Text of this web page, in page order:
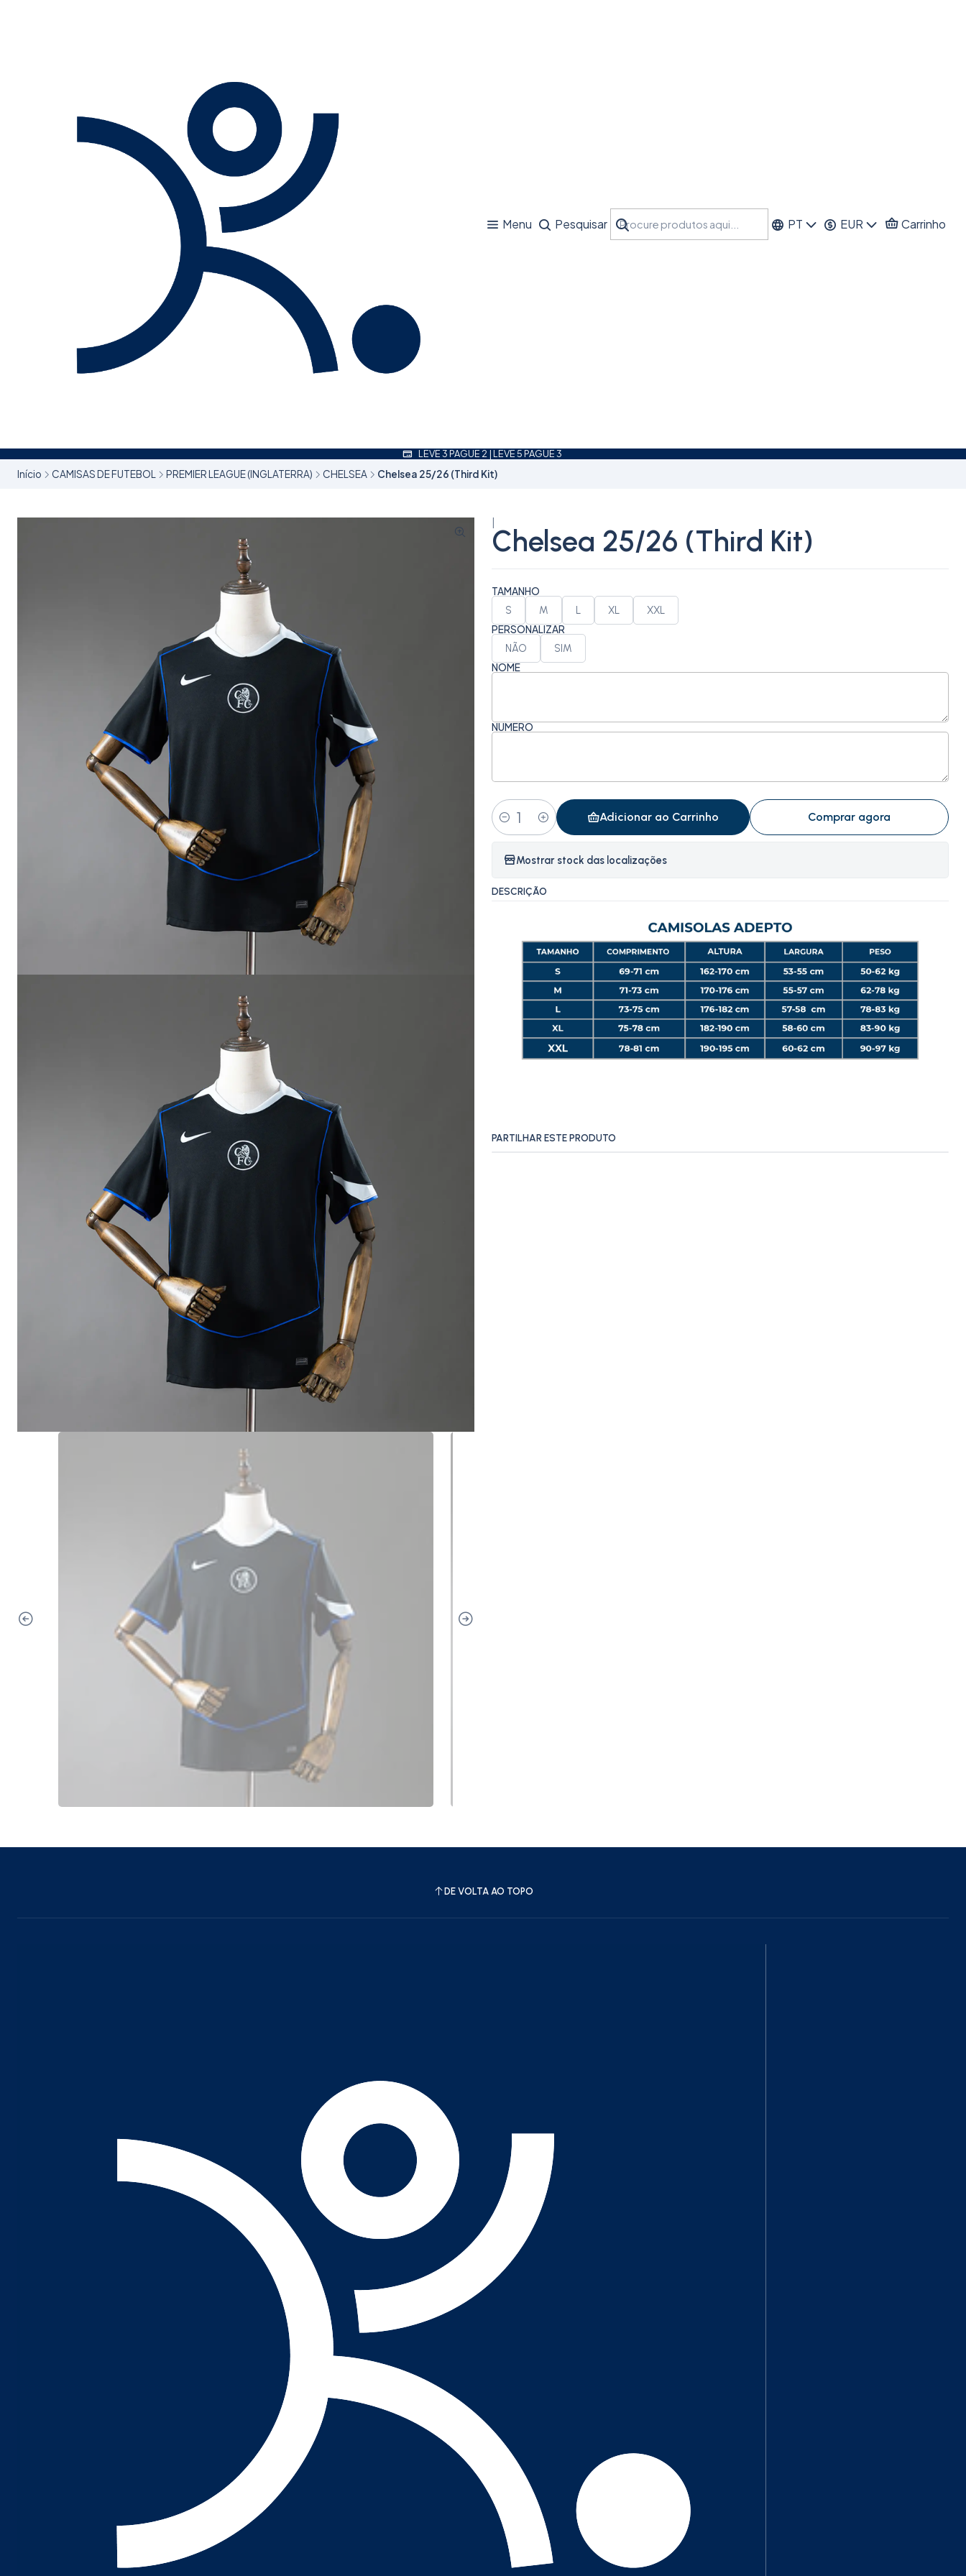
Menu Pesquisar PT EUR Carrinho
LEVE 3 PAGUE 2 | LEVE 5 PAGUE 3
Início CAMISAS DE FUTEBOL PREMIER LEAGUE (INGLATERRA) CHELSEA Chelsea 25/26 (Third Kit)
Chelsea 25/26 (Third Kit)
TAMANHO
S M L XL XXL
PERSONALIZAR
NÃO SIM
NOME
NÚMERO
Quantidade
Adicionar ao Carrinho Comprar agora
Mostrar stock das localizações
DESCRIÇÃO
PARTILHAR ESTE PRODUTO
DE VOLTA AO TOPO